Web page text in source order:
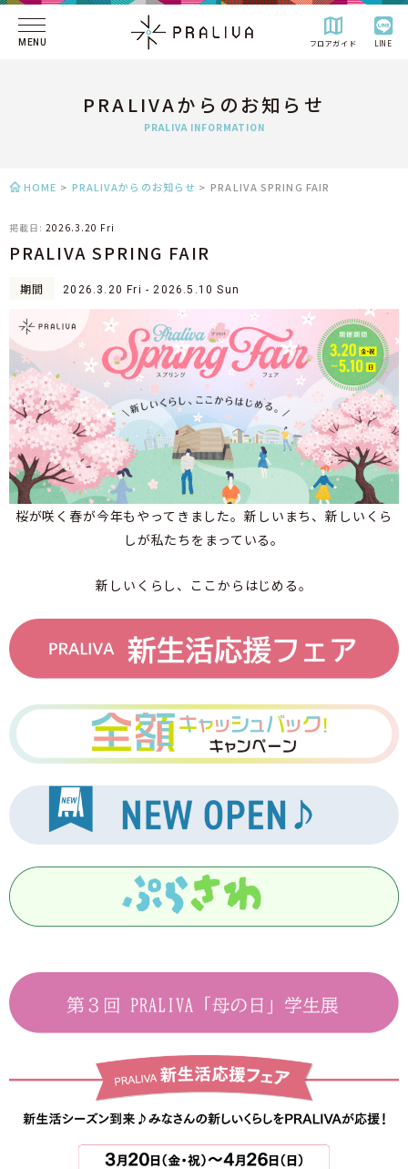
MENU フロアガイド LINE
PRALIVAからのお知らせ
PRALIVA INFORMATION
HOME > PRALIVAからのお知らせ > PRALIVA SPRING FAIR
掲載日: 2026.3.20 Fri
PRALIVA SPRING FAIR
期間 2026.3.20 Fri - 2026.5.10 Sun
桜が咲く春が今年もやってきました。新しいまち、新しいくら
しが私たちをまっている。
新しいくらし、ここからはじめる。